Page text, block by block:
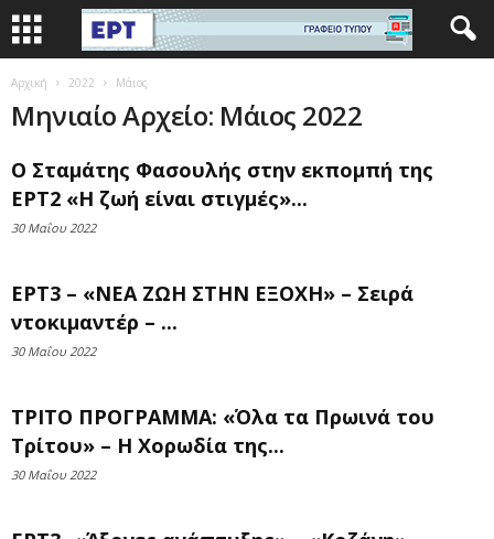
Αρχική 2022 Μάιος
Μηνιαίο Αρχείο: Μάιος 2022
Ο Σταμάτης Φασουλής στην εκπομπή της
ΕΡΤ2 «Η ζωή είναι στιγμές»...
30 Μαΐου 2022
ΕΡΤ3 – «ΝΕΑ ΖΩΗ ΣΤΗΝ ΕΞΟΧΗ» – Σειρά
ντοκιμαντέρ – ...
30 Μαΐου 2022
ΤΡΙΤΟ ΠΡΟΓΡΑΜΜΑ: «Όλα τα Πρωινά του
Τρίτου» – Η Χορωδία της...
30 Μαΐου 2022